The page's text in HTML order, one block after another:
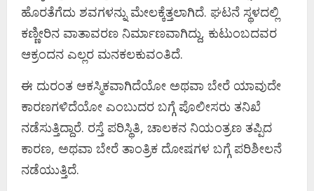
ಹೊರತೆಗೆದು ಶವಗಳನ್ನು ಮೇಲಕ್ಕೆತ್ತಲಾಗಿದೆ. ಘಟನೆ ಸ್ಥಳದಲ್ಲಿ
ಕಣ್ಣೀರಿನ ವಾತಾವರಣ ನಿರ್ಮಾಣವಾಗಿದ್ದು, ಕುಟುಂಬದವರ
ಆಕ್ರಂದನ ಎಲ್ಲರ ಮನಕಲಕುವಂತಿದೆ.
ಈ ದುರಂತ ಆಕಸ್ಮಿಕವಾಗಿದೆಯೋ ಅಥವಾ ಬೇರೆ ಯಾವುದೇ
ಕಾರಣಗಳಿದೆಯೋ ಎಂಬುದರ ಬಗ್ಗೆ ಪೊಲೀಸರು ತನಿಖೆ
ನಡೆಸುತ್ತಿದ್ದಾರೆ. ರಸ್ತೆ ಪರಿಸ್ಥಿತಿ, ಚಾಲಕನ ನಿಯಂತ್ರಣ ತಪ್ಪಿದ
ಕಾರಣ, ಅಥವಾ ಬೇರೆ ತಾಂತ್ರಿಕ ದೋಷಗಳ ಬಗ್ಗೆ ಪರಿಶೀಲನೆ
ನಡೆಯುತ್ತಿದೆ.